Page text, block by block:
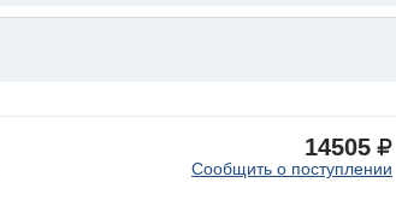
14505
Сообщить о поступлении